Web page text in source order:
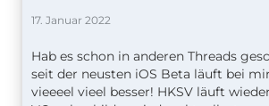
17. Januar 2022
Hab es schon in anderen Threads
seit der neusten iOS Beta läuft bei
vieeeel vieel besser! HKSV läuft